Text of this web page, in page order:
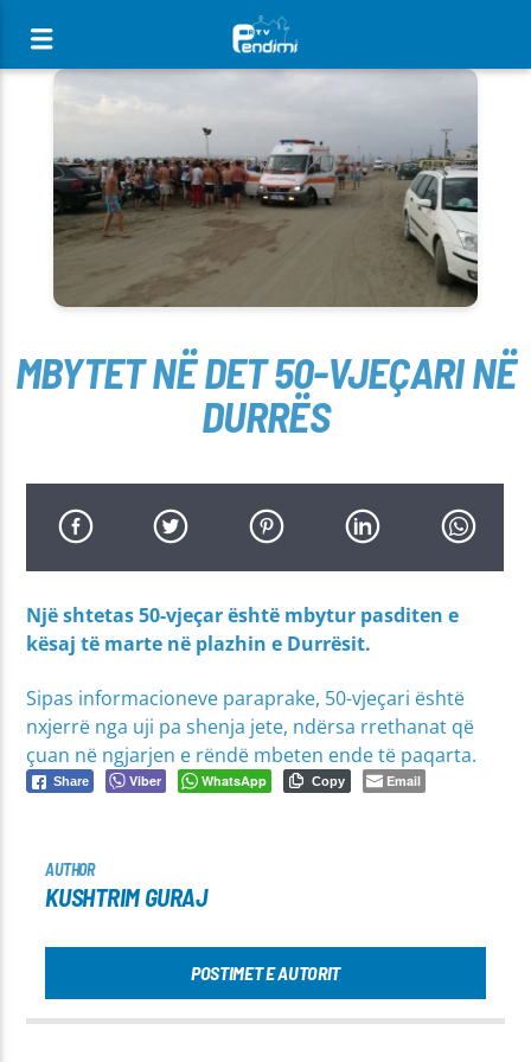
[There are no radio stations in the database]
MBYTET NË DET 50-VJEÇARI NË
DURRËS
Një shtetas 50-vjeçar është mbytur pasditen e
kësaj të marte në plazhin e Durrësit.
Sipas informacioneve paraprake, 50-vjeçari është
nxjerrë nga uji pa shenja jete, ndërsa rrethanat që
çuan në ngjarjen e rëndë mbeten ende të paqarta.
Share Viber WhatsApp Copy Email
AUTHOR
KUSHTRIM GURAJ
POSTIMET E AUTORIT